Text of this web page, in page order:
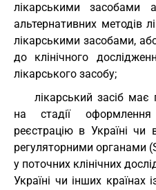
лікарськими
альтернативних методів
лікарськими засобами,
до клінічного
лікарського засобу;
лікарський засіб має
на стадії
реєстрацію в Україні чи
регуляторними органами
у поточних клінічних
Україні чи інших країнах